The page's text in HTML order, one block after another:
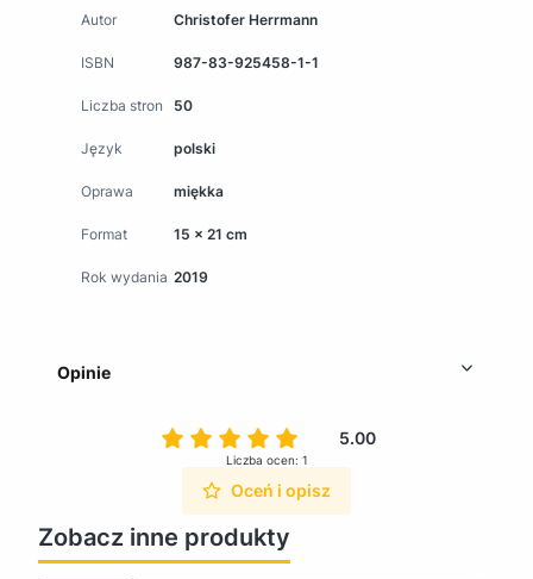
Autor Christofer Herrmann
ISBN 987-83-925458-1-1
Liczba stron 50
Język polski
Oprawa miękka
Format 15 x 21 cm
Rok wydania 2019
Opinie
5.00
Liczba ocen: 1
Oceń i opisz
Zobacz inne produkty